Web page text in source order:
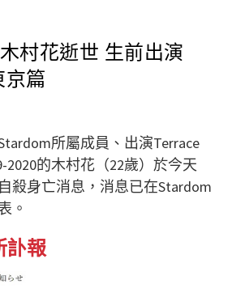
村花逝世 生前出演
京篇
所屬成員、出演Terrace
2020的木村花（22歲）於今天
殺身亡消息，消息已在Stardom
。
訃報